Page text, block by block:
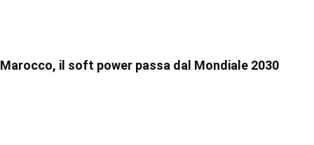
Marocco, il soft power passa dal Mondiale 2030